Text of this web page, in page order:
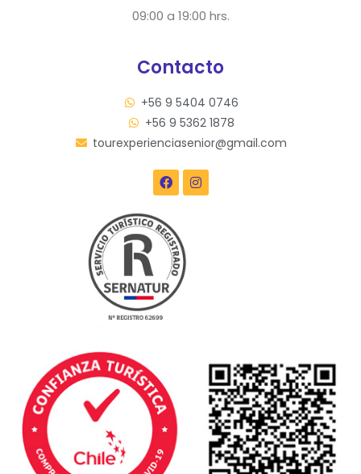
09:00 a 19:00 hrs.
Contacto
+56 9 5404 0746
+56 9 5362 1878
tourexperienciasenior@gmail.com